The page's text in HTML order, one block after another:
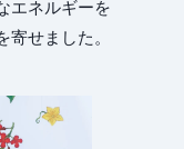
エネルギーを
せました。